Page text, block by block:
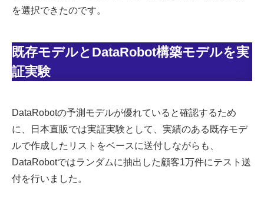
を選択できたのです。
既存モデルとDataRobot構築モデルを実
証実験
DataRobotの予測モデルが優れていると確認するため
に、日本直販では実証実験として、実績のある既存モデ
ルで作成したリストをベースに送付しながらも、
DataRobotではランダムに抽出した顧客1万件にテスト送
付を行いました。